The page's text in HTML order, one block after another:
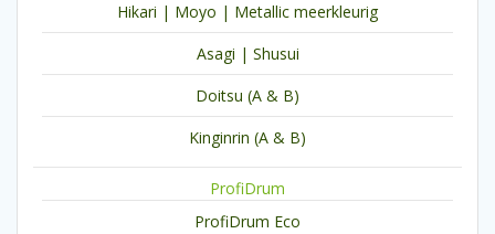
Hikari | Moyo | Metallic meerkleurig
Asagi | Shusui
Doitsu (A & B)
Kinginrin (A & B)
ProfiDrum
ProfiDrum Eco